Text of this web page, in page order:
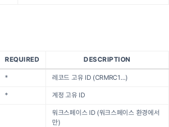
REQUIRED DESCRIPTION
* 레코드 고유 ID (CRMRC1…)
* 계정 고유 ID
워크스페이스 ID (워크스페이스 환경에서
만)